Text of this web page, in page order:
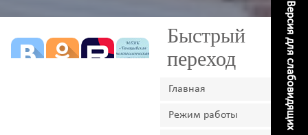
Версия для слабовидящих
Быстрый
переход
Главная
Режим работы